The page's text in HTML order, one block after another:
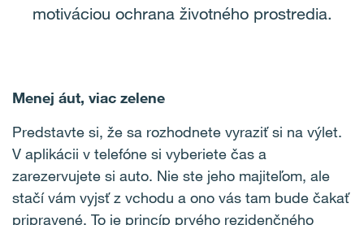
motiváciou ochrana životného prostredia.
Menej áut, viac zelene
Predstavte si, že sa rozhodnete vyraziť si na výlet.
V aplikácii v telefóne si vyberiete čas a
zarezervujete si auto. Nie ste jeho majiteľom, ale
stačí vám vyjsť z vchodu a ono vás tam bude čakať
pripravené. To je princíp prvého rezidenčného